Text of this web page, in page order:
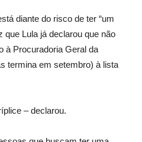
diante do risco de ter “um
que Lula já declarou que não
à Procuradoria Geral da
termina em setembro) à lista
– declarou.